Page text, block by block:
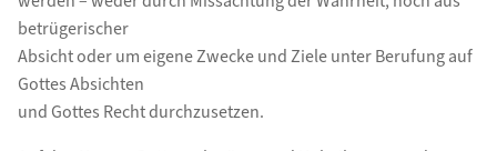
betrügerischer
Absicht oder um eigene Zwecke und Ziele unter Berufung auf
Gottes Absichten
und Gottes Recht durchzusetzen.